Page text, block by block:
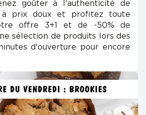
goûter à l'authenticité de
à prix doux et profitez toute
offre 3+1 et de -50% de
sélection de produits lors des
d'ouverture pour encore